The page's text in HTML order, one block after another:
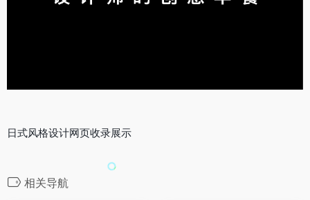
日式风格设计网页收录展示
相关导航